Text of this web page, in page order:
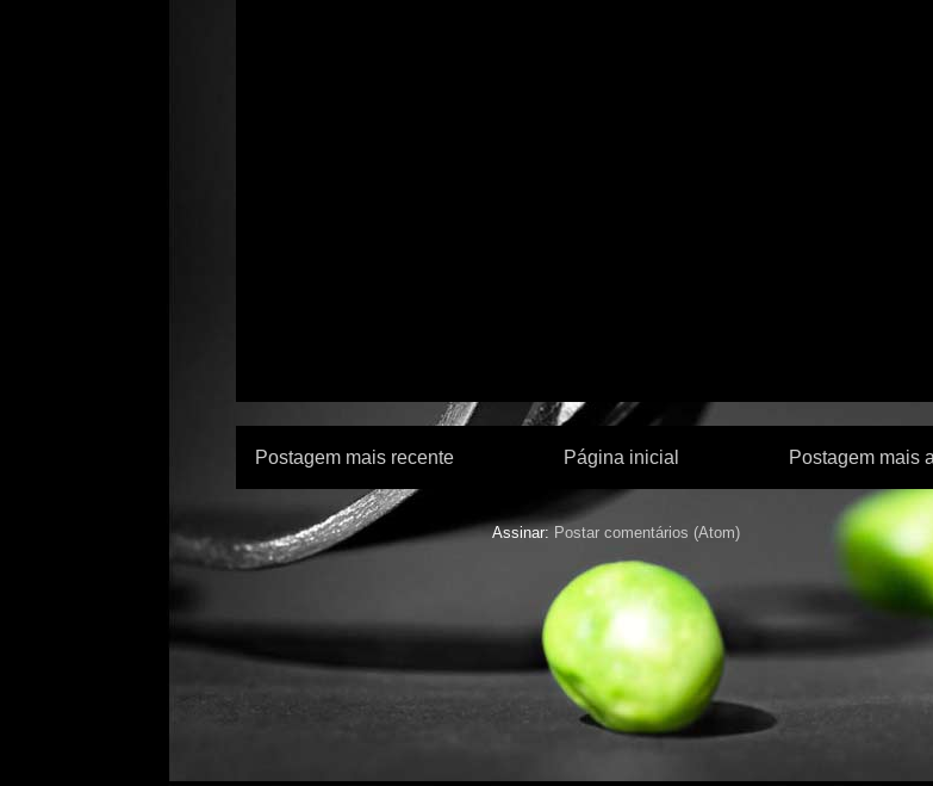
Postagem mais recente Postagem mais
Página inicial
Assinar: Postar comentários (Atom)